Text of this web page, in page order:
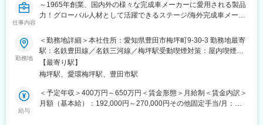
変更の範囲：会社の定める業務
≪1957年に創業して以来、安定的に成長≫
売上・利益は過去最高を更新、安定した経営基盤に加え、新規
す。
また、4期連続ベースアップを実施しており、業界トップレベル
の給与水準を目指しています。
フレックスタイム制や在宅勤務制度を導入しており、一人ひと
りのライフスタイルに合わせた働き方を実現できます。
仕事内容
～1965年創業、国内外の様々な完成車メーカーに愛用される製品
力！グローバル人材として活躍できるステージ/海外完成車メーカ
ック～
■業務内容：
日本にて1年間決算業務やキャッシュフロー等のメーカーとしての
経理業務全体を学んで頂き、その後5年間は海外へ赴任して頂きま
す。
■業務の特徴
・細かな入力業務などは事務職の方に行って頂けます。
勤務地
＜勤務地詳細＞本社住所：愛知県豊田市梅坪町9-30-3 勤務地最寄
駅：名鉄豊田線／名鉄三河線／梅坪駅受動喫煙対策：屋内喫煙可
能場所あり変更の範囲：会社の定める事業所
【最寄り駅】
梅坪駅、愛環梅坪駅、豊田市駅
給与
＜予定年収＞400万円～650万円＜賃金形態＞月給制＜賃金内訳＞
月額（基本給）：192,000円～270,000円その他固定手当/月：